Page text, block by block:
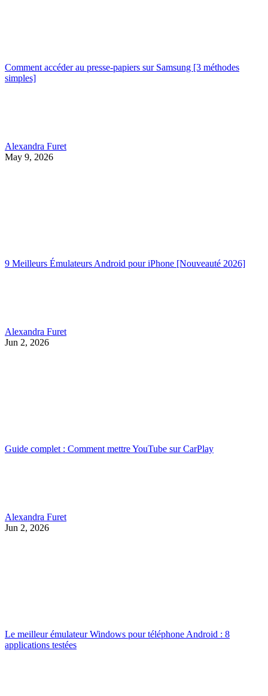
Comment accéder au presse-papiers sur Samsung [3 méthodes
simples]
Alexandra Furet
May 9, 2026
9 Meilleurs Émulateurs Android pour iPhone [Nouveauté 2026]
Alexandra Furet
Jun 2, 2026
Guide complet : Comment mettre YouTube sur CarPlay
Alexandra Furet
Jun 2, 2026
Le meilleur émulateur Windows pour téléphone Android : 8
applications testées